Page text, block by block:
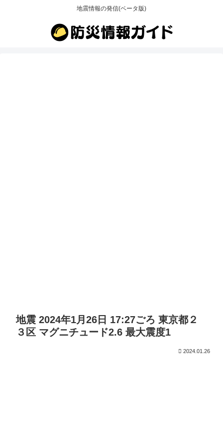
地震情報の発信(ベータ版)
地震 2024年1月26日 17:27ごろ 東京都２
３区 マグニチュード2.6 最大震度1
2024.01.26